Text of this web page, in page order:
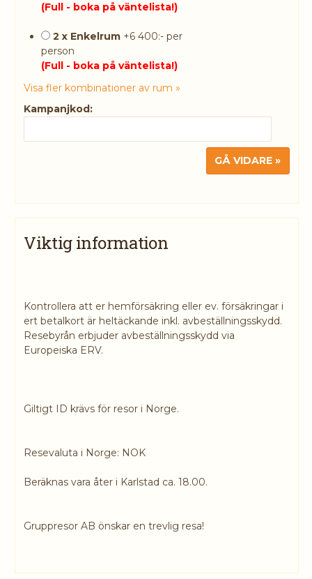
(Full - boka på väntelista!)
2 x Enkelrum +6 400:- per
person
(Full - boka på väntelista!)
Visa fler kombinationer av rum »
Kampanjkod:
Viktig information
Kontrollera att er hemförsäkring eller ev. försäkringar i
ert betalkort är heltäckande inkl. avbeställningsskydd.
Resebyrån erbjuder avbeställningsskydd via
Europeiska ERV.
Giltigt ID krävs för resor i Norge.
Resevaluta i Norge: NOK
Beräknas vara åter i Karlstad ca. 18.00.
Gruppresor AB önskar en trevlig resa!